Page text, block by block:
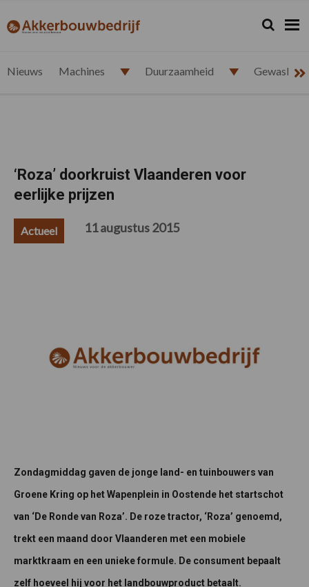
de
de
de
de
akkerbouwbedrijf.nl Zoeken...
Zoek
Nieuws Machines Duurzaamheid
‘Roza’ doorkruist Vlaanderen voor
eerlijke prijzen
Actueel 11 augustus 2015
Zondagmiddag gaven de jonge land- en tuinbouwers van
Groene Kring op het Wapenplein in Oostende het startschot
van ‘De Ronde van Roza’. De roze tractor, ‘Roza’ genoemd,
trekt een maand door Vlaanderen met een mobiele
marktkraam en een unieke formule. De consument bepaalt
zelf hoeveel hij voor het landbouwproduct betaalt.